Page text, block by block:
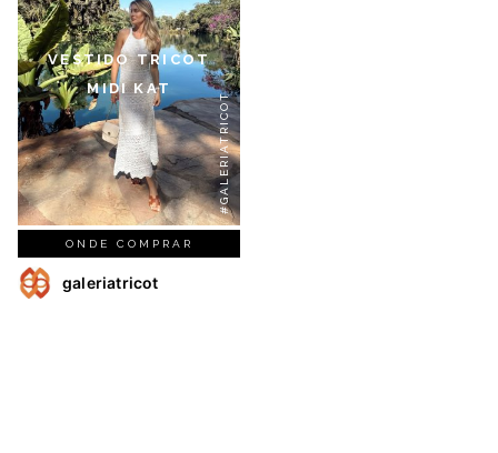
VESTIDO TRICOT
MIDI KAT
#GALERIATRICOT
ONDE COMPRAR
galeriatricot